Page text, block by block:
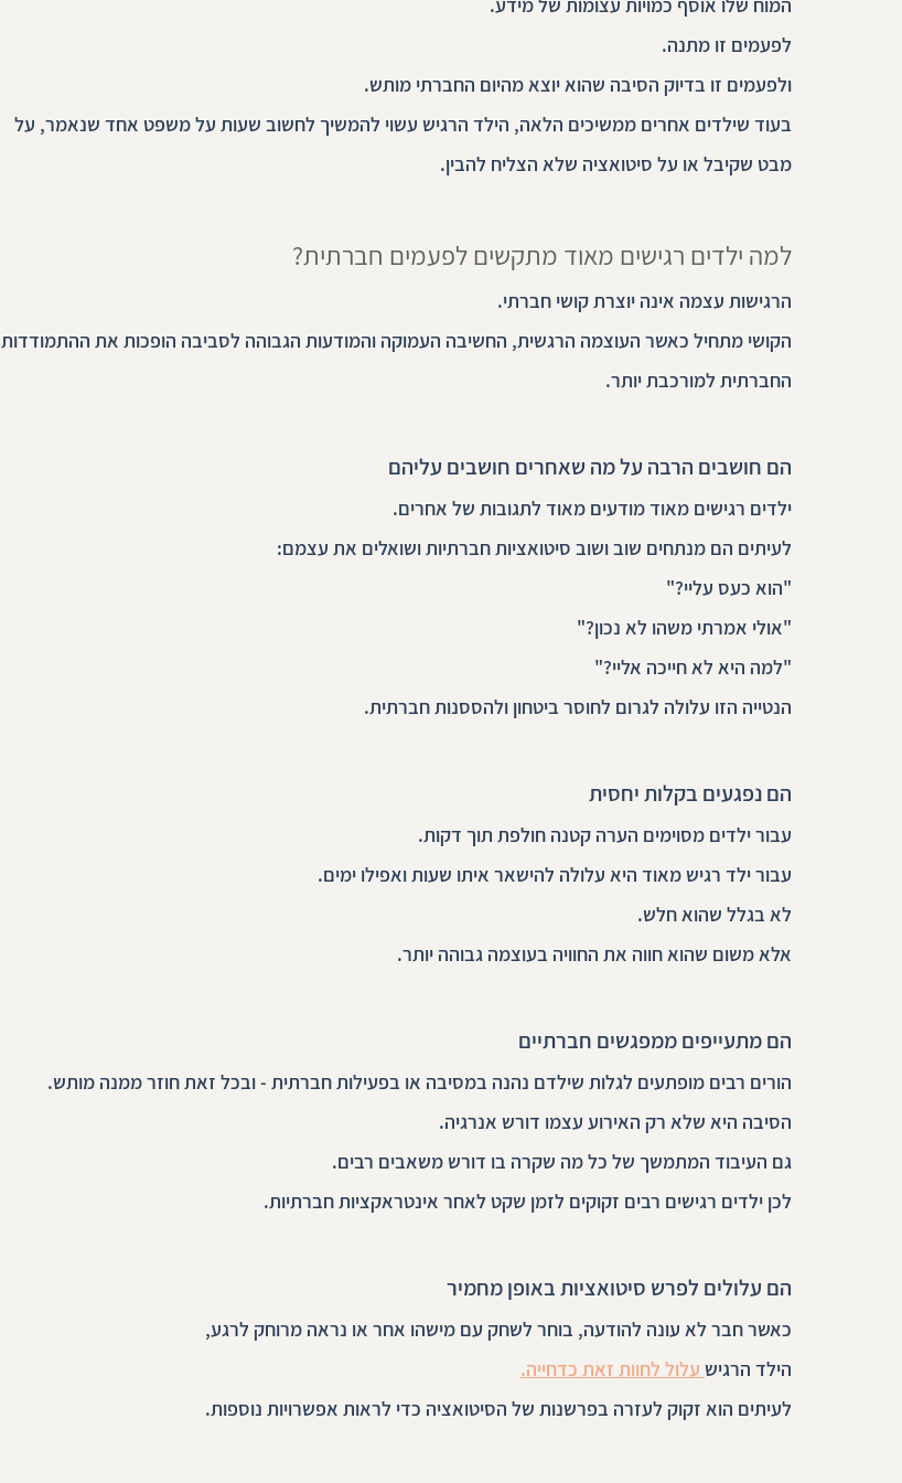
המוח שלו אוסף כמויות עצומות של מידע.
לפעמים זו מתנה.
ולפעמים זו בדיוק הסיבה שהוא יוצא מהיום החברתי מותש.
בעוד שילדים אחרים ממשיכים הלאה, הילד הרגיש עשוי להמשיך לחשוב שעות על משפט אחד שנאמר, על
מבט שקיבל או על סיטואציה שלא הצליח להבין.
למה ילדים רגישים מאוד מתקשים לפעמים חברתית?
הרגישות עצמה אינה יוצרת קושי חברתי.
הקושי מתחיל כאשר העוצמה הרגשית, החשיבה העמוקה והמודעות הגבוהה לסביבה הופכות את ההתמודדות
החברתית למורכבת יותר.
הם חושבים הרבה על מה שאחרים חושבים עליהם
ילדים רגישים מאוד מודעים מאוד לתגובות של אחרים.
לעיתים הם מנתחים שוב ושוב סיטואציות חברתיות ושואלים את עצמם:
"הוא כעס עליי?"
"אולי אמרתי משהו לא נכון?"
"למה היא לא חייכה אליי?"
הנטייה הזו עלולה לגרום לחוסר ביטחון ולהססנות חברתית.
הם נפגעים בקלות יחסית
עבור ילדים מסוימים הערה קטנה חולפת תוך דקות.
עבור ילד רגיש מאוד היא עלולה להישאר איתו שעות ואפילו ימים.
לא בגלל שהוא חלש.
אלא משום שהוא חווה את החוויה בעוצמה גבוהה יותר.
הם מתעייפים ממפגשים חברתיים
הורים רבים מופתעים לגלות שילדם נהנה במסיבה או בפעילות חברתית - ובכל זאת חוזר ממנה מותש.
הסיבה היא שלא רק האירוע עצמו דורש אנרגיה.
גם העיבוד המתמשך של כל מה שקרה בו דורש משאבים רבים.
לכן ילדים רגישים רבים זקוקים לזמן שקט לאחר אינטראקציות חברתיות.
הם עלולים לפרש סיטואציות באופן מחמיר
כאשר חבר לא עונה להודעה, בוחר לשחק עם מישהו אחר או נראה מרוחק לרגע,
הילד הרגיש עלול לחוות זאת כדחייה.
לעיתים הוא זקוק לעזרה בפרשנות של הסיטואציה כדי לראות אפשרויות נוספות.